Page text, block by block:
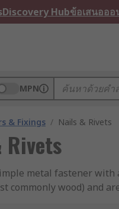
Discovery Hubข้อเสนออ
MPN
& Fixings / Nails & Rivets
Rivets
metal fastener with
commonly wood) and